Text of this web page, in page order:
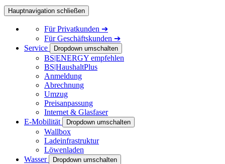
Hauptnavigation schließen
FürPrivatkunden ➔
FürGeschäftskunden ➔
Service
Dropdown umschalten
BS|ENERGY empfehlen
BS|HaushaltPlus
Anmeldung
Abrechnung
Umzug
Preisanpassung
Internet & Glasfaser
E-Mobilität
Dropdown umschalten
Wallbox
Ladeinfrastruktur
Löwenladen
Wasser
Dropdown umschalten